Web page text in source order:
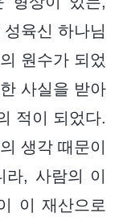
육신 하나님
원수가 되었
사실을 받아
적이 되었다.
생각 때문이
라, 사람의 이
이 재산으로